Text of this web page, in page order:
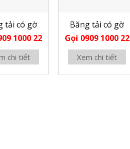
tải có gờ
1000 22
chi tiết
Băng tải có gờ
Gọi 0909 1000 22
Xem chi tiết